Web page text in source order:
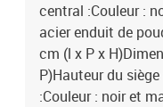
central :Couleur :
acier enduit de
cm (l x P x
P)Hauteur du
:Couleur : noir et